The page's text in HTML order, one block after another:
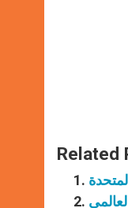
Related